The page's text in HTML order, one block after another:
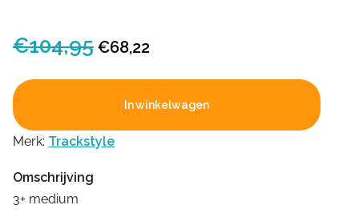
€104,95 Oorspronkelijke
€104,95.
€68,22
€68,22.
In winkelwagen
Merk: Trackstyle
Omschrijving
3+ medium